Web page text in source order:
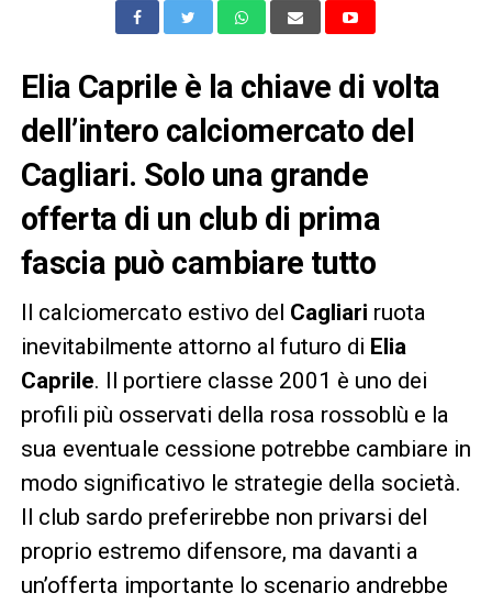
Elia Caprile è la chiave di volta
dell’intero calciomercato del
Cagliari. Solo una grande
offerta di un club di prima
fascia può cambiare tutto
Il calciomercato estivo del Cagliari ruota
inevitabilmente attorno al futuro di Elia
Caprile. Il portiere classe 2001 è uno dei
profili più osservati della rosa rossoblù e la
sua eventuale cessione potrebbe cambiare in
modo significativo le strategie della società.
Il club sardo preferirebbe non privarsi del
proprio estremo difensore, ma davanti a
un’offerta importante lo scenario andrebbe